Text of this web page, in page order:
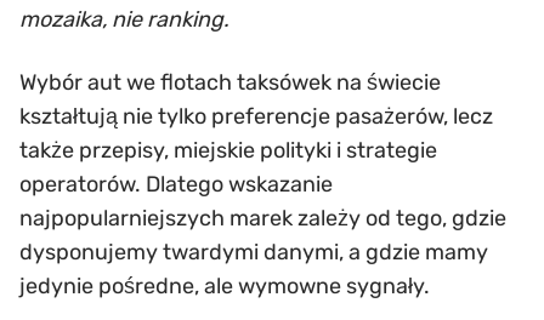
mozaika, nie ranking.
Wybór aut we flotach taksówek na świecie
kształtują nie tylko preferencje pasażerów, lecz
także przepisy, miejskie polityki i strategie
operatorów. Dlatego wskazanie
najpopularniejszych marek zależy od tego, gdzie
dysponujemy twardymi danymi, a gdzie mamy
jedynie pośredne, ale wymowne sygnały.